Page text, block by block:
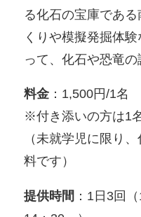
る化石の宝庫であ
くりや模擬発掘体
って、化石や恐竜の
料金 ：1,500円/1名
※付き添いの方は1
（未就学児に限り
料です）
提供時間 ：1日3回